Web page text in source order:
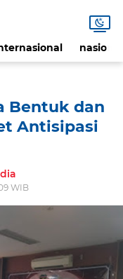
nasional
Bentuk dan
Antisipasi
WIB